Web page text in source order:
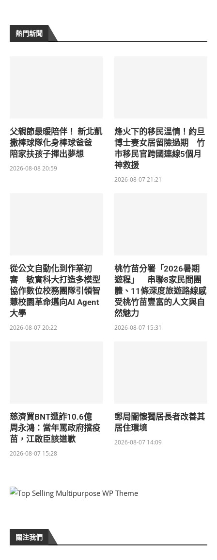
熱門新聞
父親節最暖陪伴！ 新北凱
撒棒球隊化身棒球爸爸
陪家扶孩子揮出夢想
2026-08-08 20:59
烽火下的移民溫情！約旦
博士妻女居留險過期 竹
市移民官跨國連線5個月
神救援
2026-08-07 21:21
從公文自動化到作業初
審 敏實科大打造多模型
協作數位校務團隊引領智
慧校園革命邁向AI Agent
大學
2026-08-07 20:22
桃竹苗分署「2026暑期
遊程」 串聯8家民間團
體、11條深度旅遊路線感
受桃竹苗豐富的人文與自
然魅力
2026-08-07 15:31
慈濟買BNT遭詐10.6億
周永鴻：當年罵政府擋疫
苗，江啟臣該道歉
2026-08-07 15:28
郵局關懷獨居長者改善其
居住環境
2026-08-07 14:09
關注我們